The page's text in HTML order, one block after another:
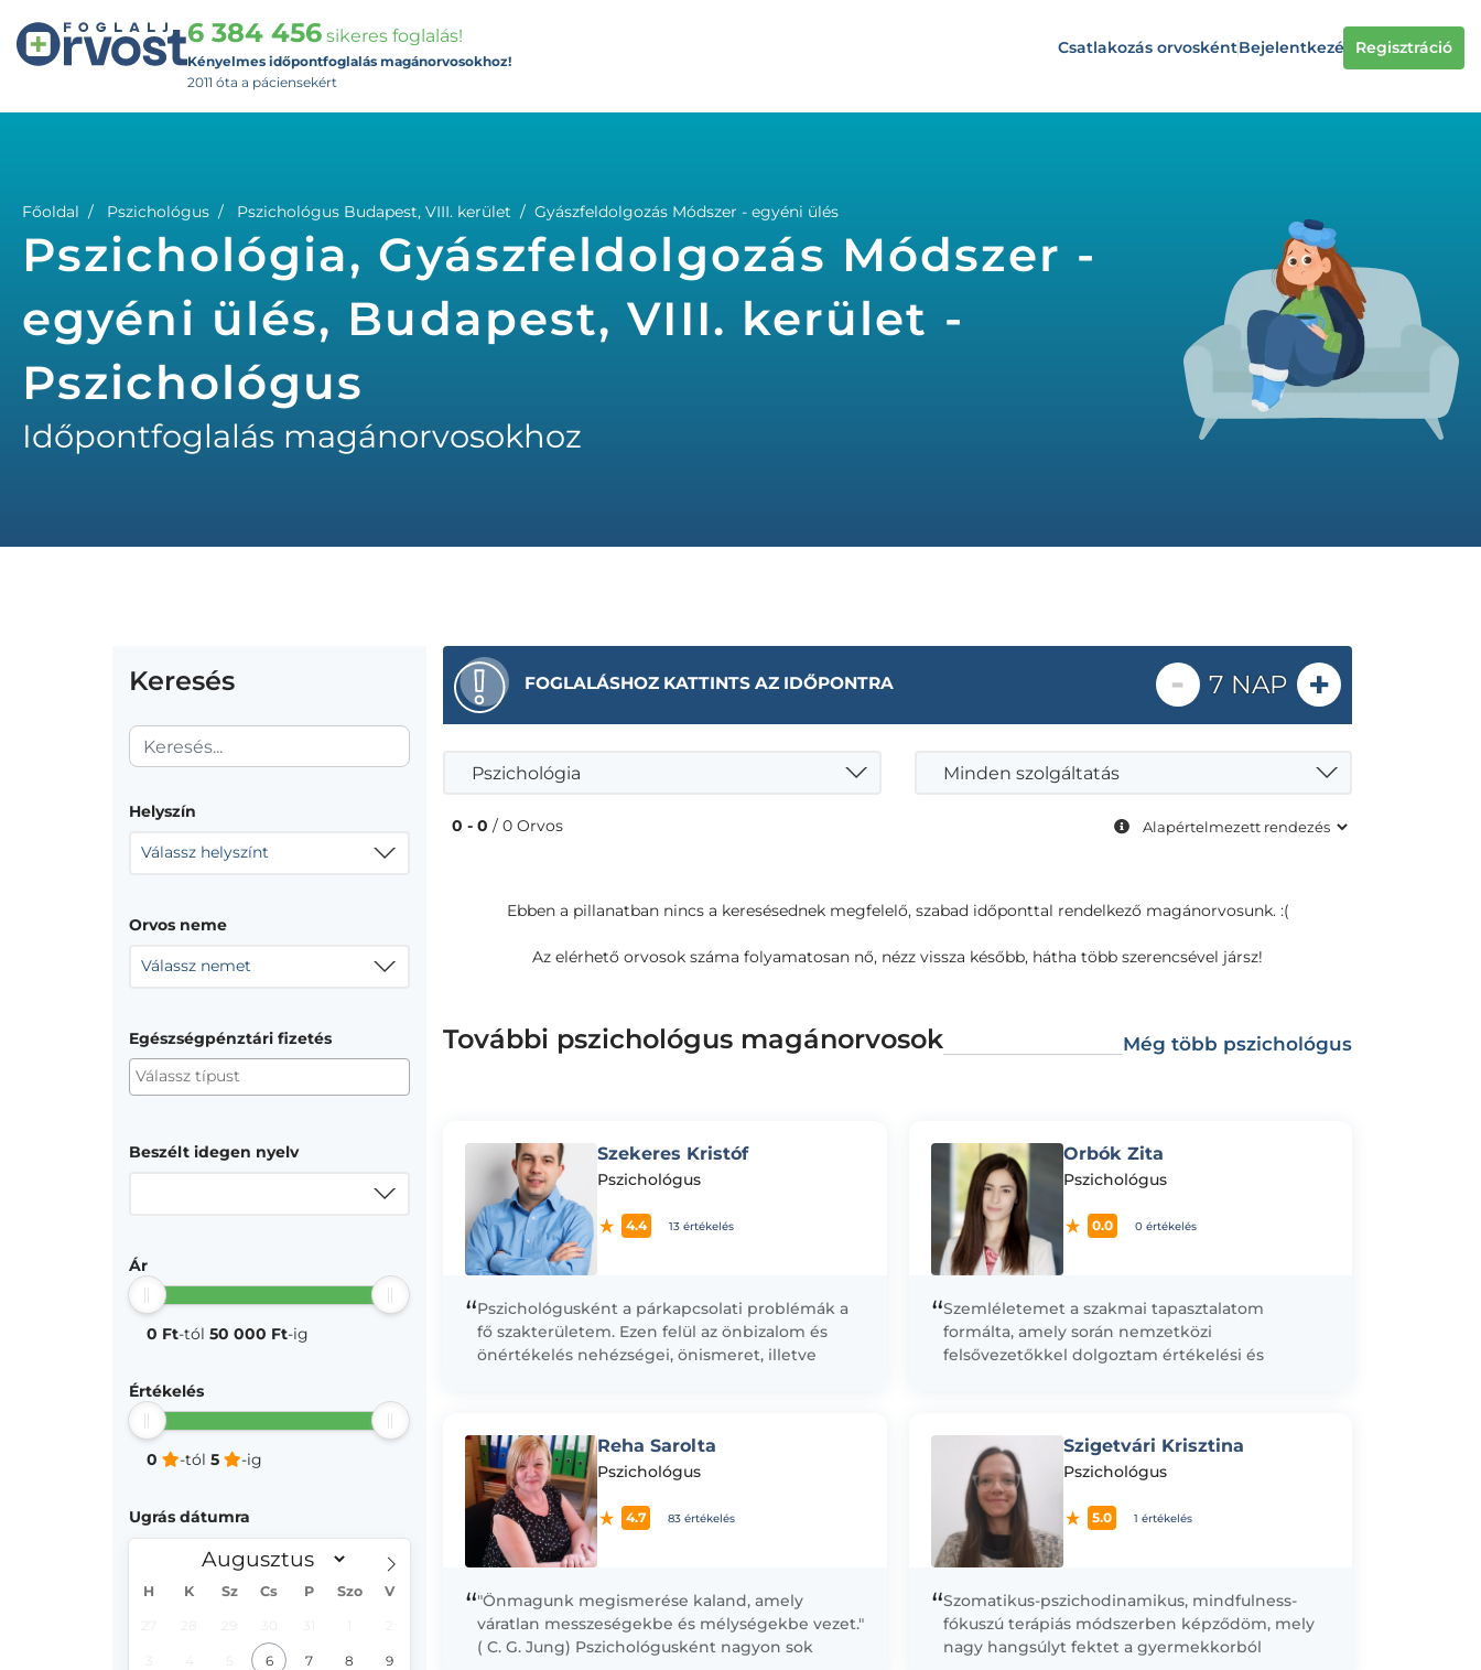
6 384 456 sikeres foglalás!
Kényelmes időpontfoglalás magánorvosokhoz!
2011 óta a páciensekért
Csatlakozás orvoskéntBejelentkezés Regisztráció
Főoldal Pszichológus Pszichológus Budapest, VIII. kerület Gyászfeldolgozás Módszer - egyéni ülés
Pszichológia, Gyászfeldolgozás Módszer -
egyéni ülés, Budapest, VIII. kerület -
Pszichológus
Időpontfoglalás magánorvosokhoz
Keresés
Helyszín
Válassz helyszínt
Orvos neme
Válassz nemet
Egészségpénztári fizetés
Beszélt idegen nyelv
Ár
0 Ft-tól 50 000 Ft-ig
Értékelés
0 -tól 5 -ig
Ugrás dátumra
H K Sz Cs P Szo V
6 7 8 9
FOGLALÁSHOZ KATTINTS AZ IDŐPONTRA - 7 NAP +
Pszichológia Minden szolgáltatás
0 - 0 / 0 Orvos
Ebben a pillanatban nincs a keresésednek megfelelő, szabad időponttal rendelkező magánorvosunk. :(
Az elérhető orvosok száma folyamatosan nő, nézz vissza később, hátha több szerencsével jársz!
További pszichológus magánorvosok Még több pszichológus
Szekeres Kristóf
Pszichológus
4.4 13 értékelés
“Pszichológusként a párkapcsolati problémák a
fő szakterületem. Ezen felül az önbizalom és
önértékelés nehézségei, önismeret, illetve
Orbók Zita
Pszichológus
0.0 0 értékelés
“Szemléletemet a szakmai tapasztalatom
formálta, amely során nemzetközi
felsővezetőkkel dolgoztam értékelési és
Reha Sarolta
Pszichológus
4.7 83 értékelés
“"Önmagunk megismerése kaland, amely
váratlan messzeségekbe és mélységekbe vezet."
( C. G. Jung) Pszichológusként nagyon sok
Szigetvári Krisztina
Pszichológus
5.0 1 értékelés
“Szomatikus-pszichodinamikus, mindfulness-
fókuszú terápiás módszerben képződöm, mely
nagy hangsúlyt fektet a gyermekkorból